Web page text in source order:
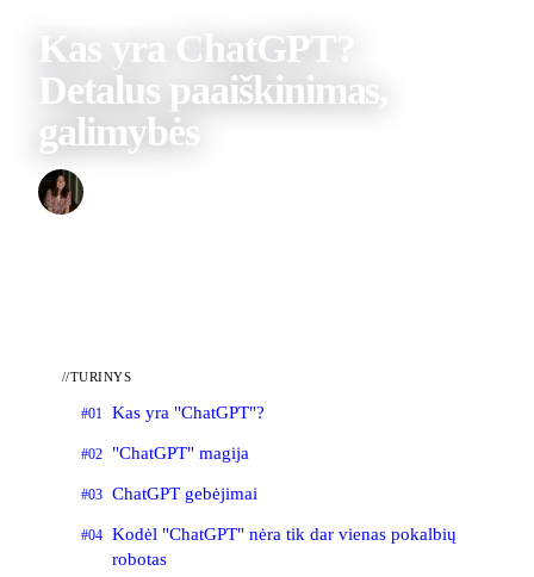
Kas yra ChatGPT?
Detalus paaiškinimas,
galimybės
//TURINYS
#01 Kas yra "ChatGPT"?
#02 "ChatGPT" magija
#03 ChatGPT gebėjimai
#04
Kodėl "ChatGPT" nėra tik dar vienas pokalbių
robotas